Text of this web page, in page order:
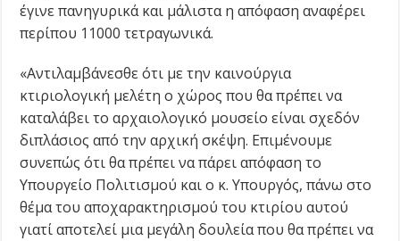
έγινε πανηγυρικά και μάλιστα η απόφαση αναφέρει
περίπου 11000 τετραγωνικά.
«Αντιλαμβάνεσθε ότι με την καινούργια
κτιριολογική μελέτη ο χώρος που θα πρέπει να
καταλάβει το αρχαιολογικό μουσείο είναι σχεδόν
διπλάσιος από την αρχική σκέψη. Επιμένουμε
συνεπώς ότι θα πρέπει να πάρει απόφαση το
Υπουργείο Πολιτισμού και ο κ. Υπουργός, πάνω στο
θέμα του αποχαρακτηρισμού του κτιρίου αυτού
γιατί αποτελεί μια μεγάλη δουλεία που θα πρέπει να